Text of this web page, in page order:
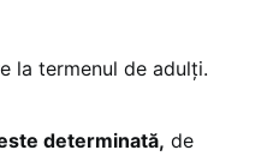
la termenul de adulți.
determinată, de